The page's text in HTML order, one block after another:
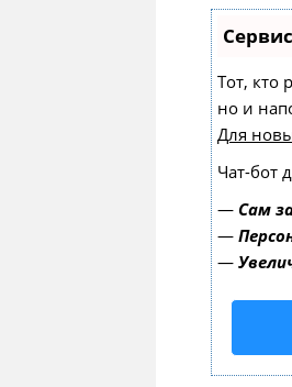
Тот, кто
но и
Для
Чат-бот
— Сам
—
—